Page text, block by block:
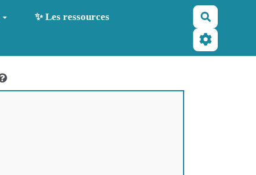
✨ Les ressources